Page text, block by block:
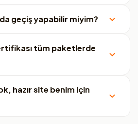
geçiş yapabilir miyim?
tüm paketlerde
hazır site benim için